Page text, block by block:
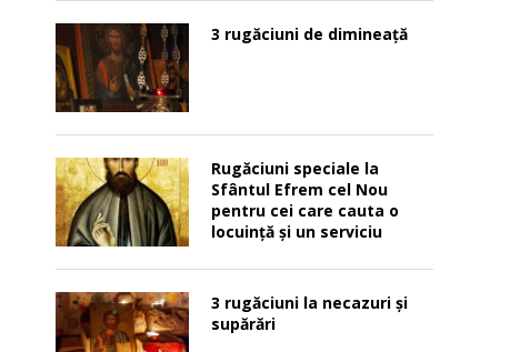
3 rugăciuni de dimineață
Rugăciuni speciale la
Sfântul Efrem cel Nou
pentru cei care cauta o
locuinţă şi un serviciu
3 rugăciuni la necazuri și
supărări